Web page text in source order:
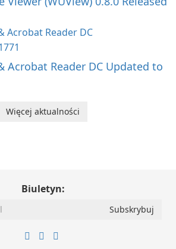
Acrobat Reader DC Updated to
Więcej aktualności
Biuletyn: